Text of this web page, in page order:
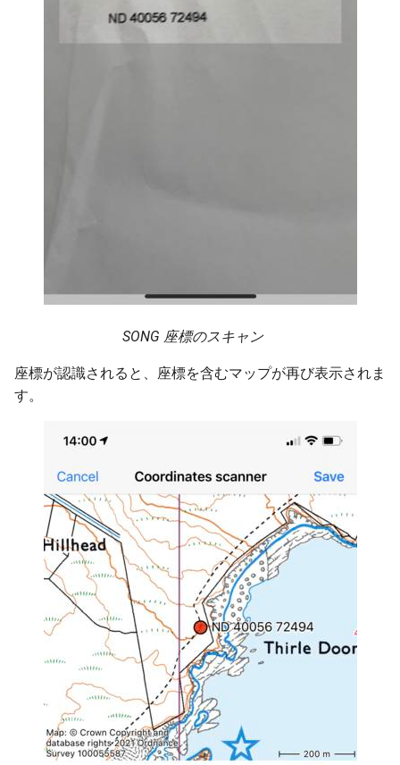
SONG 座標のスキャン
座標が認識されると、座標を含むマップが再び表示されま
す。